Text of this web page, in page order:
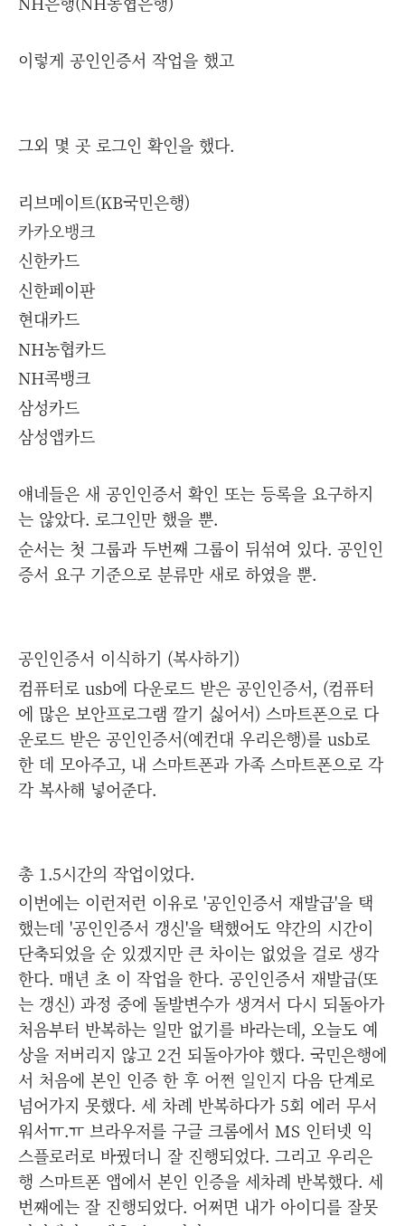
이렇게 공인인증서 작업을 했고
그외 몇 곳 로그인 확인을 했다.
리브메이트(KB국민은행)
카카오뱅크
신한카드
신한페이판
현대카드
NH농협카드
NH콕뱅크
삼성카드
삼성앱카드
얘네들은 새 공인인증서 확인 또는 등록을 요구하지
는 않았다. 로그인만 했을 뿐.
순서는 첫 그룹과 두번째 그룹이 뒤섞여 있다. 공인인
증서 요구 기준으로 분류만 새로 하였을 뿐.
공인인증서 이식하기 (복사하기)
컴퓨터로 usb에 다운로드 받은 공인인증서, (컴퓨터
에 많은 보안프로그램 깔기 싫어서) 스마트폰으로 다
운로드 받은 공인인증서(예컨대 우리은행)를 usb로
한 데 모아주고, 내 스마트폰과 가족 스마트폰으로 각
각 복사해 넣어준다.
총 1.5시간의 작업이었다.
이번에는 이런저런 이유로 '공인인증서 재발급'을 택
했는데 '공인인증서 갱신'을 택했어도 약간의 시간이
단축되었을 순 있겠지만 큰 차이는 없었을 걸로 생각
한다. 매년 초 이 작업을 한다. 공인인증서 재발급(또
는 갱신) 과정 중에 돌발변수가 생겨서 다시 되돌아가
처음부터 반복하는 일만 없기를 바라는데, 오늘도 예
상을 저버리지 않고 2건 되돌아가야 했다. 국민은행에
서 처음에 본인 인증 한 후 어쩐 일인지 다음 단계로
넘어가지 못했다. 세 차례 반복하다가 5회 에러 무서
워서ㅠ.ㅠ 브라우저를 구글 크롬에서 MS 인터넷 익
스플로러로 바꿨더니 잘 진행되었다. 그리고 우리은
행 스마트폰 앱에서 본인 인증을 세차례 반복했다. 세
번째에는 잘 진행되었다. 어쩌면 내가 아이디를 잘못